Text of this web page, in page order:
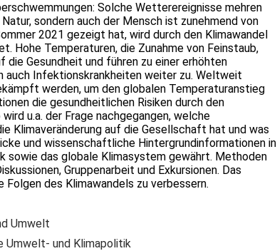
Solche Wetterereignisse mehren
sondern auch der Mensch ist zunehmend von
2021 gezeigt hat, wird durch den Klimawandel
Hohe Temperaturen, die Zunahme von Feinstaub,
Gesundheit und führen zu einer erhöhten
auch Infektionskrankheiten weiter zu. Weltweit
werden, um den globalen Temperaturanstieg
die gesundheitlichen Risiken durch den
u.a. der Frage nachgegangen, welche
Klimaveränderung auf die Gesellschaft hat und was
und wissenschaftliche Hintergrundinformationen in
sowie das globale Klimasystem gewährt. Methoden
Gruppenarbeit und Exkursionen. Das
des Klimawandels zu verbessern.
Umwelt
Umwelt- und Klimapolitik